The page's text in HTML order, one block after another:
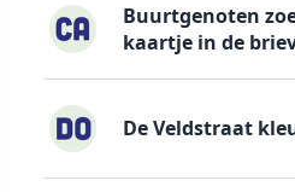
Buurtgenoten
kaartje in de
De Veldstraat